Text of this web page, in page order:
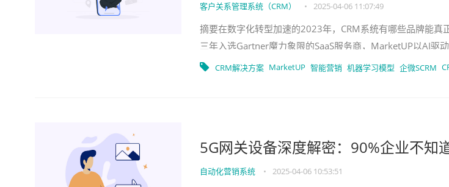
客户关系管理系统（CRM） • 2025-04-06 11:07:49
摘要在数字化转型加速的2023年，CRM系统有哪些品牌能真
三年入选Gartner魔力象限的SaaS服务商，MarketUP以AI驱
企业实现客户转化率
CRM解决方案 MarketUP 智能营销 机器学习模型 企微SCRM
5G网关设备深度解密：90%企业不知
自动化营销系统 • 2025-04-06 10:53:51